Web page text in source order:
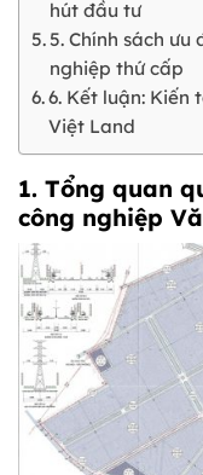
hút đầu tư
5. Chính sách
nghiệp thứ cấp
6. Kết luận: Kiến
Việt Land
1. Tổng quan
công nghiệp